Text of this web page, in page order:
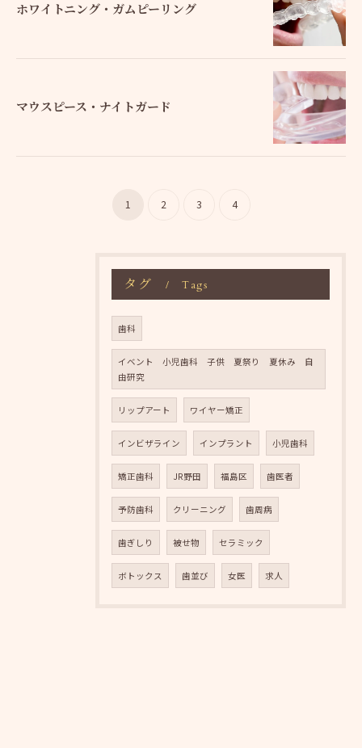
ホワイトニング・ガムピーリング
マウスピース・ナイトガード
1 2 3 4
タグ Tags
歯科
イベント 小児歯科 子供 夏祭り 夏休み 自
由研究
リップアート ワイヤー矯正
インビザライン インプラント 小児歯科
矯正歯科 JR野田 福島区 歯医者
予防歯科 クリーニング 歯周病
歯ぎしり 被せ物 セラミック
ボトックス 歯並び 女医 求人
お問い合わせはこちら